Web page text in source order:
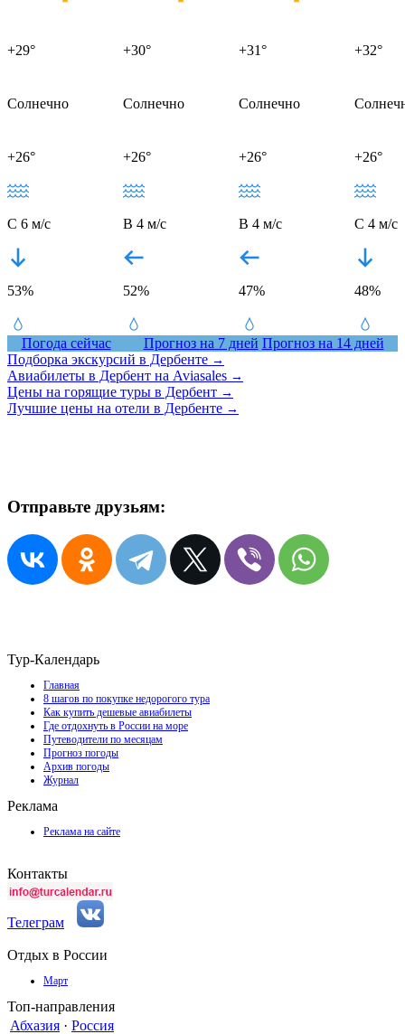
+29° +30° +31° +32°
Солнечно Солнечно Солнечно
+26°
С 6 м/с
53%
+26°
В 4 м/с
52%
+26°
В 4 м/с
47%
+26°
С 4 м/с
48%
Погода сейчас Прогноз на 7 дней Прогноз на 14 дней
Подборка экскурсий в Дербенте →
Авиабилеты в Дербент на Aviasales →
Цены на горящие туры в Дербент →
Лучшие цены на отели в Дербенте →
Отправьте друзьям:
Тур-Календарь
Главная
8 шагов по покупке недорогого тура
Как купить дешевые авиабилеты
Где отдохнуть в России на море
Путеводители по месяцам
Прогноз погоды
Архив погоды
Журнал
Реклама
Реклама на сайте
Контакты
Телеграм
Отдых в России
Март
Топ-направления
Абхазия · Россия